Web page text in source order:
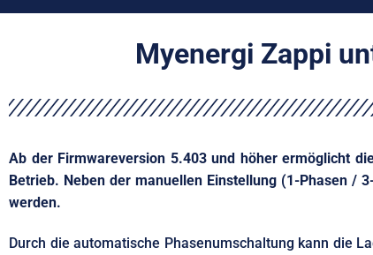
Myenergi Zappi
Ab der Firmwareversion 5.403 und höher ermöglicht
Betrieb. Neben der manuellen Einstellung (1-Phasen /
werden.
Durch die automatische Phasenumschaltung kann die